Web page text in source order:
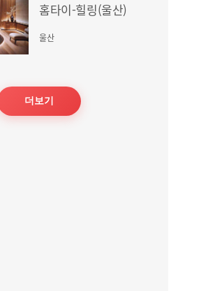
홈타이-힐링(울산)
울산
더보기